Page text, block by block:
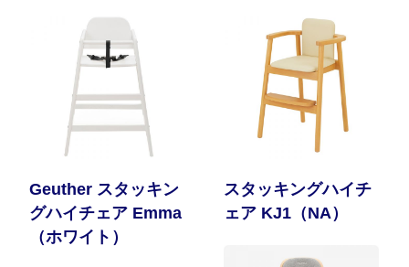
Geuther スタッキン
グハイチェア Emma
（ホワイト）
スタッキングハイチ
ェア KJ1（NA）